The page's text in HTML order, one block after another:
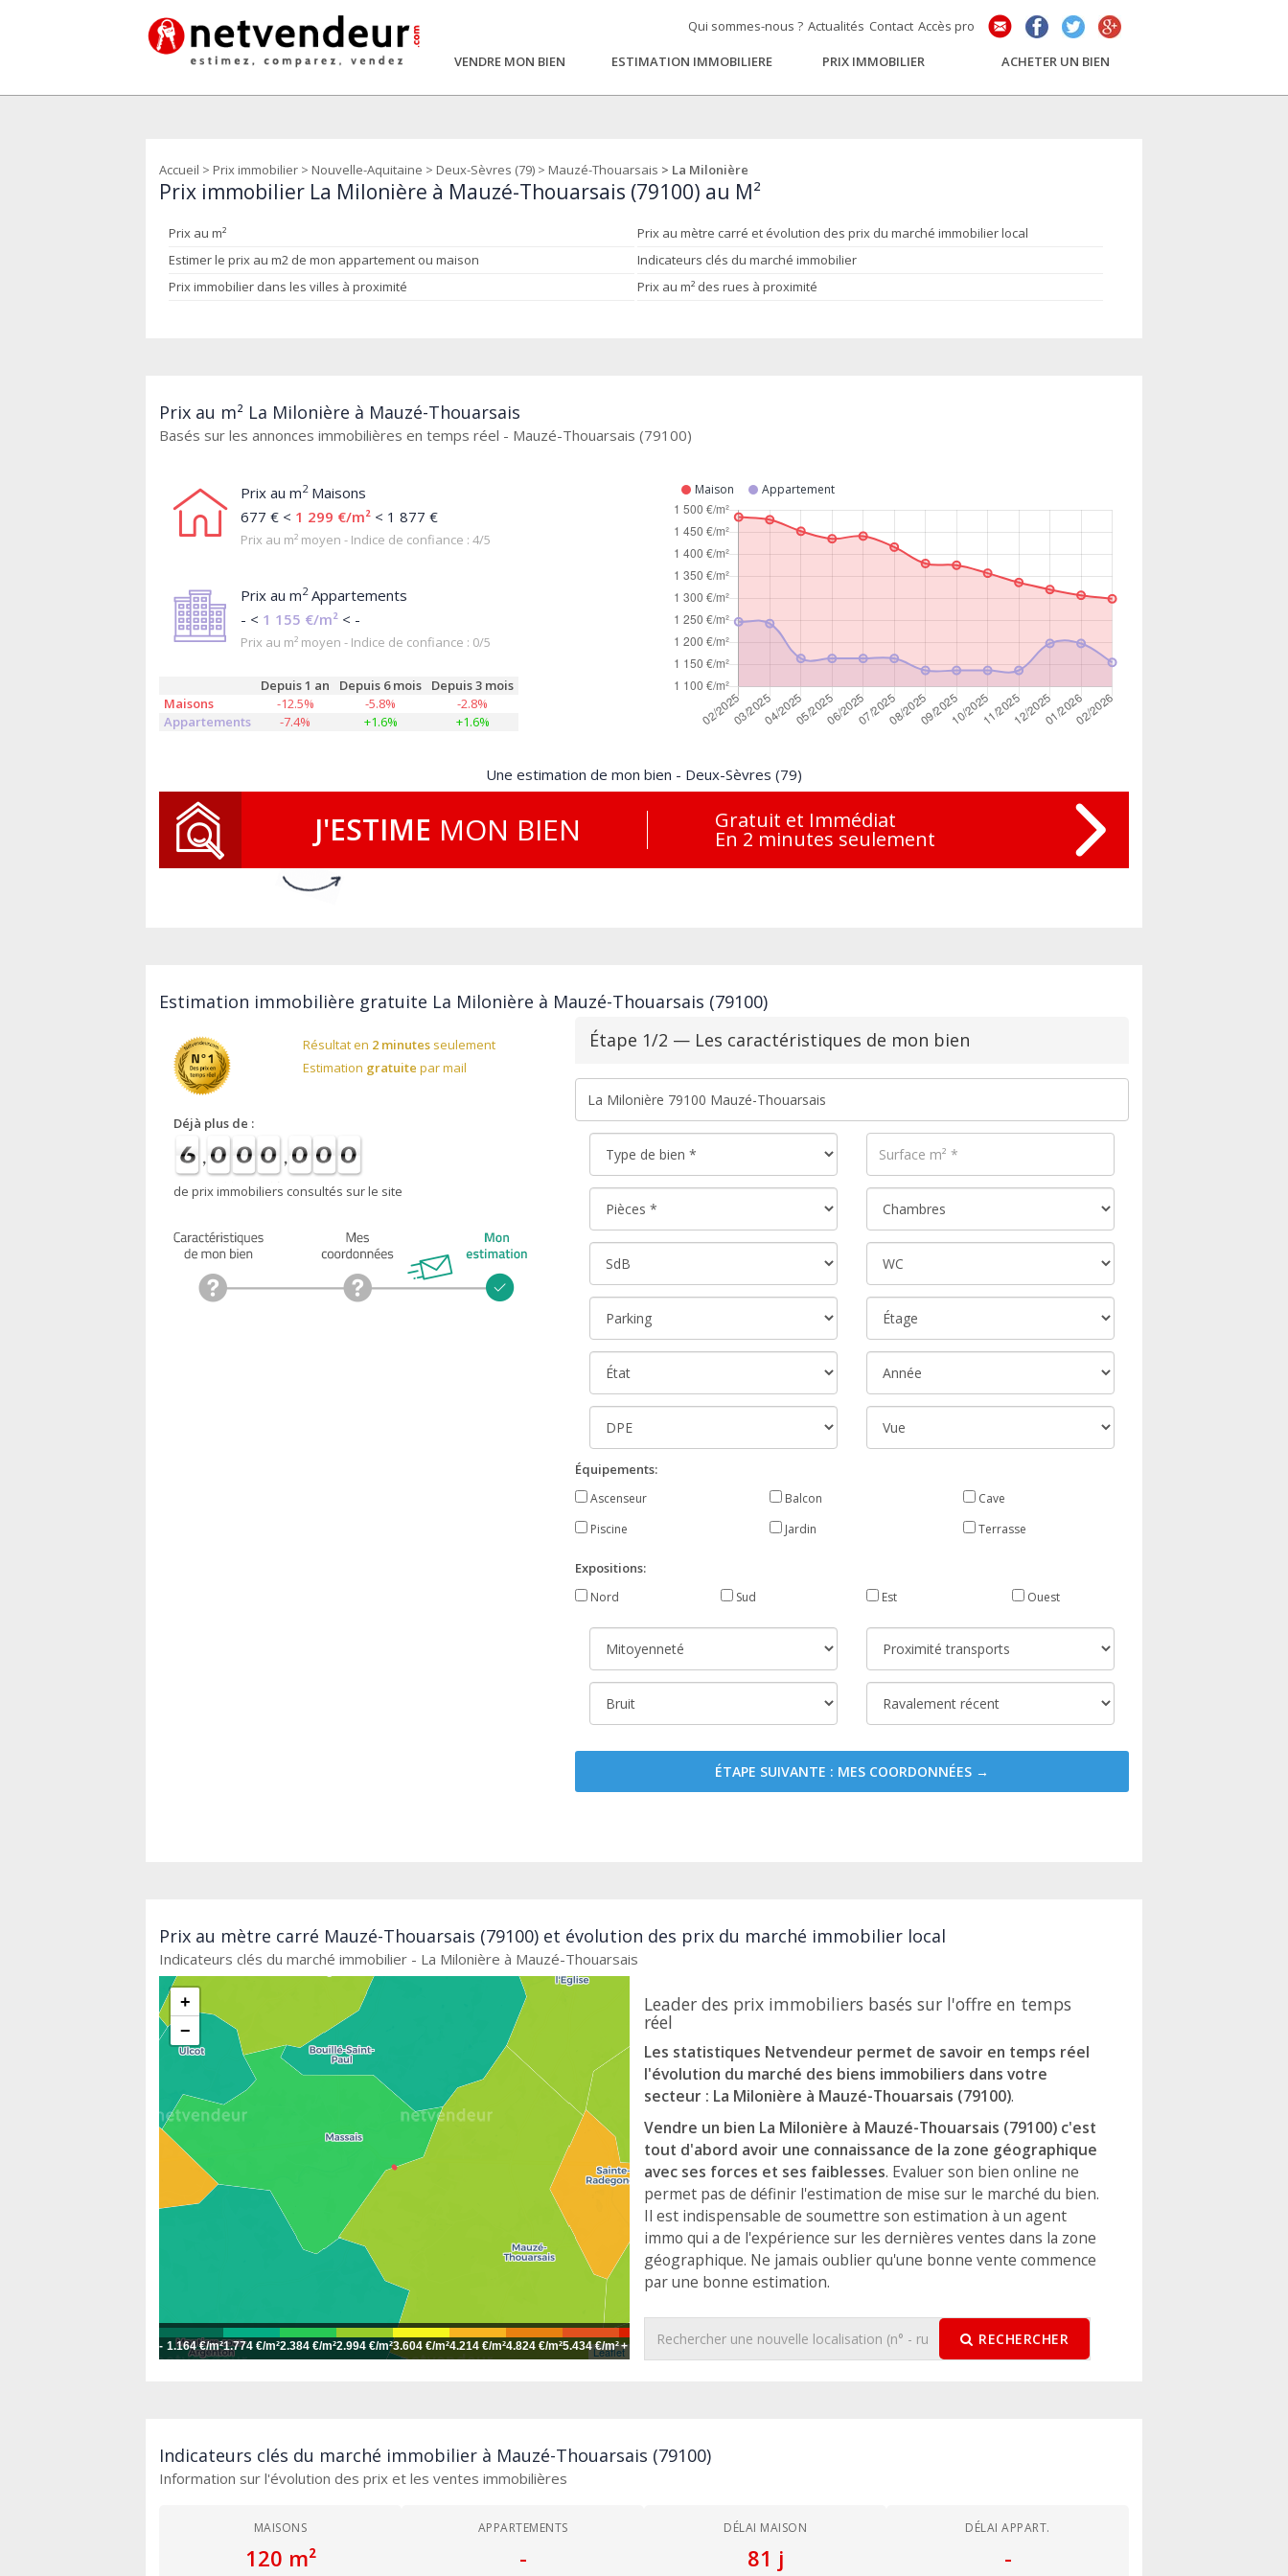
Qui sommes-nous ? Actualités Contact Accès pro
VENDRE MON BIEN ESTIMATION IMMOBILIERE PRIX IMMOBILIER ACHETER UN BIEN
Accueil > Prix immobilier > Nouvelle-Aquitaine > Deux-Sèvres (79) > Mauzé-Thouarsais > La Milonière
Prix immobilier La Milonière à Mauzé-Thouarsais (79100) au M²
Prix au m²
Prix au mètre carré et évolution des prix du marché immobilier local
Estimer le prix au m2 de mon appartement ou maison
Indicateurs clés du marché immobilier
Prix immobilier dans les villes à proximité
Prix au m² des rues à proximité
Prix au m² La Milonière à Mauzé-Thouarsais
Basés sur les annonces immobilières en temps réel - Mauzé-Thouarsais (79100)
Prix au m2Maisons
677 € < 1 299 €/m² < 1 877 €
Prix au m² moyen - Indice de confiance : 4/5
Prix au m2Appartements
- < 1 155 €/m² < -
Prix au m² moyen - Indice de confiance : 0/5
Depuis 1 an Depuis 6 mois
Depuis 3 mois
Maisons
-12.5% -5.8%
-2.8%
Appartements
-7.4% +1.6% +1.6%
Maison Appartement
Une estimation de mon bien - Deux-Sèvres (79)
J'ESTIME MON BIEN Gratuit et Immédiat
En 2 minutes seulement
Estimation immobilière gratuite La Milonière à Mauzé-Thouarsais (79100)
Résultat en 2 minutesseulement
Estimation gratuite par mail
Déjà plus de :
de prix immobiliers consultés sur le site
Étape 1/2 — Les caractéristiques de mon bien
Équipements:
Ascenseur Balcon
Cave
Piscine
Jardin Terrasse
Expositions:
Nord Sud Est Ouest
ÉTAPE SUIVANTE : MES COORDONNÉES →
Prix au mètre carré Mauzé-Thouarsais (79100) et évolution des prix du marché immobilier local
Indicateurs clés du marché immobilier - La Milonière à Mauzé-Thouarsais
+
−
Leaflet
- 1.164 €/m²1.774 €/m²2.384 €/m²2.994 €/m²3.604 €/m²4.214 €/m²4.824 €/m²5.434 €/m²+
Leader des prix immobiliers basés sur l'offre en temps
réel
Les statistiques Netvendeur permet de savoir en temps réel
l'évolution du marché des biens immobiliers dans votre
secteur : La Milonière à Mauzé-Thouarsais (79100).
Vendre un bien La Milonière à Mauzé-Thouarsais (79100) c'est
tout d'abord avoir une connaissance de la zone géographique
avec ses forces et ses faiblesses. Evaluer son bien online ne
permet pas de définir l'estimation de mise sur le marché du bien.
Il est indispensable de soumettre son estimation à un agent
immo qui a de l'expérience sur les dernières ventes dans la zone
géographique. Ne jamais oublier qu'une bonne vente commence
par une bonne estimation.
RECHERCHER
Indicateurs clés du marché immobilier à Mauzé-Thouarsais (79100)
Information sur l'évolution des prix et les ventes immobilières
MAISONS
120 m²
APPARTEMENTS
-
DÉLAI MAISON
81 j
DÉLAI APPART.
-